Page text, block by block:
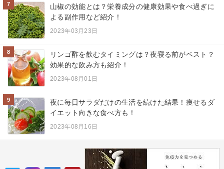
7
山椒の効能とは？栄養成分の健康効果や食べ過ぎに
よる副作用など紹介！
2023年03月23日
8
リンゴ酢を飲むタイミングは？夜寝る前がベスト？
効果的な飲み方も紹介！
2023年08月01日
9
夜に毎日サラダだけの生活を続けた結果！痩せるダ
イエット向きな食べ方も！
2023年08月16日